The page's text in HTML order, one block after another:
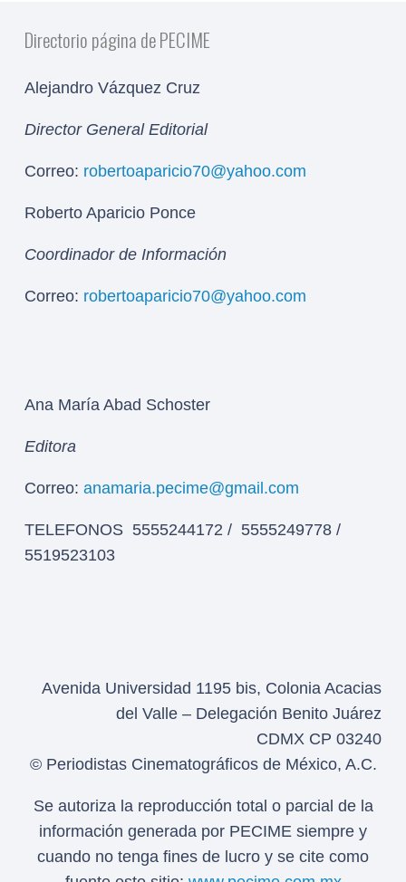
Directorio página de PECIME
Alejandro Vázquez Cruz
Director General Editorial
Correo: robertoaparicio70@yahoo.com
Roberto Aparicio Ponce
Coordinador de Información
Correo: robertoaparicio70@yahoo.com
Ana María Abad Schoster
Editora
Correo: anamaria.pecime@gmail.com
TELEFONOS 5555244172 / 5555249778 /
5519523103
Avenida Universidad 1195 bis, Colonia Acacias
del Valle – Delegación Benito Juárez
CDMX CP 03240
© Periodistas Cinematográficos de México, A.C.
Se autoriza la reproducción total o parcial de la
información generada por PECIME siempre y
cuando no tenga fines de lucro y se cite como